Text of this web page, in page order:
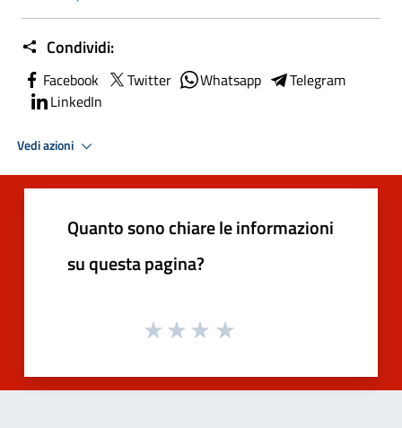
Condividi:
Facebook Twitter Whatsapp
Telegram
LinkedIn
Vedi azioni
Quanto sono chiare le informazioni
su questa pagina?